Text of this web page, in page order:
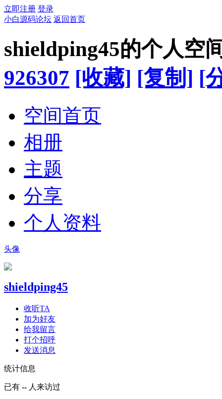
立即注册 登录
小白源码论坛 返回首页
shieldping45的个人空
926307 [收藏] [复制] [
空间首页
相册
主题
分享
个人资料
头像
shieldping45
收听TA
加为好友
给我留言
打个招呼
发送消息
统计信息
已有 -- 人来访过